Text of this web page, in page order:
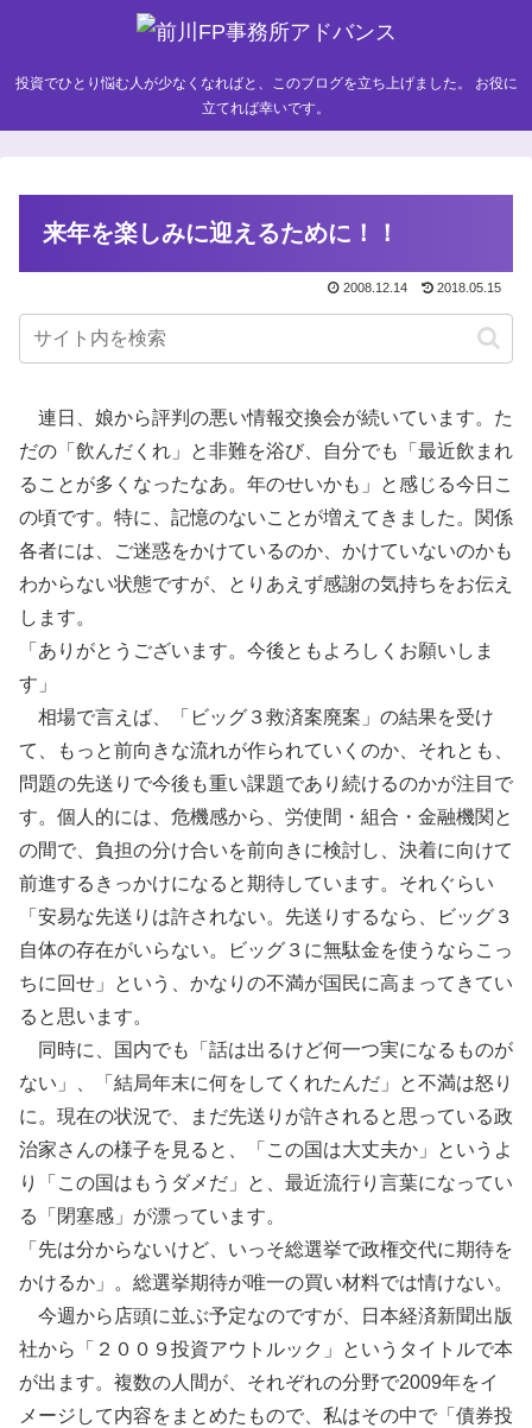
投資でひとり悩む人が少なくなればと、このブログを立ち上げました。 お役に
立てれば幸いです。
来年を楽しみに迎えるために！！
2008.12.14 2018.05.15
連日、娘から評判の悪い情報交換会が続いています。た
だの「飲んだくれ」と非難を浴び、自分でも「最近飲まれ
ることが多くなったなあ。年のせいかも」と感じる今日こ
の頃です。特に、記憶のないことが増えてきました。関係
各者には、ご迷惑をかけているのか、かけていないのかも
わからない状態ですが、とりあえず感謝の気持ちをお伝え
します。
「ありがとうございます。今後ともよろしくお願いしま
す」
相場で言えば、「ビッグ３救済案廃案」の結果を受け
て、もっと前向きな流れが作られていくのか、それとも、
問題の先送りで今後も重い課題であり続けるのかが注目で
す。個人的には、危機感から、労使間・組合・金融機関と
の間で、負担の分け合いを前向きに検討し、決着に向けて
前進するきっかけになると期待しています。それぐらい
「安易な先送りは許されない。先送りするなら、ビッグ３
自体の存在がいらない。ビッグ３に無駄金を使うならこっ
ちに回せ」という、かなりの不満が国民に高まってきてい
ると思います。
同時に、国内でも「話は出るけど何一つ実になるものが
ない」、「結局年末に何をしてくれたんだ」と不満は怒り
に。現在の状況で、まだ先送りが許されると思っている政
治家さんの様子を見ると、「この国は大丈夫か」というよ
り「この国はもうダメだ」と、最近流行り言葉になってい
る「閉塞感」が漂っています。
「先は分からないけど、いっそ総選挙で政権交代に期待を
かけるか」。総選挙期待が唯一の買い材料では情けない。
今週から店頭に並ぶ予定なのですが、日本経済新聞出版
社から「２００９投資アウトルック」というタイトルで本
が出ます。複数の人間が、それぞれの分野で2009年をイ
メージして内容をまとめたもので、私はその中で「債券投